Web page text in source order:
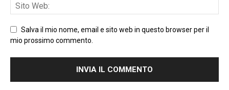
Salva il mio nome, email e sito web in questo browser per il
mio prossimo commento.